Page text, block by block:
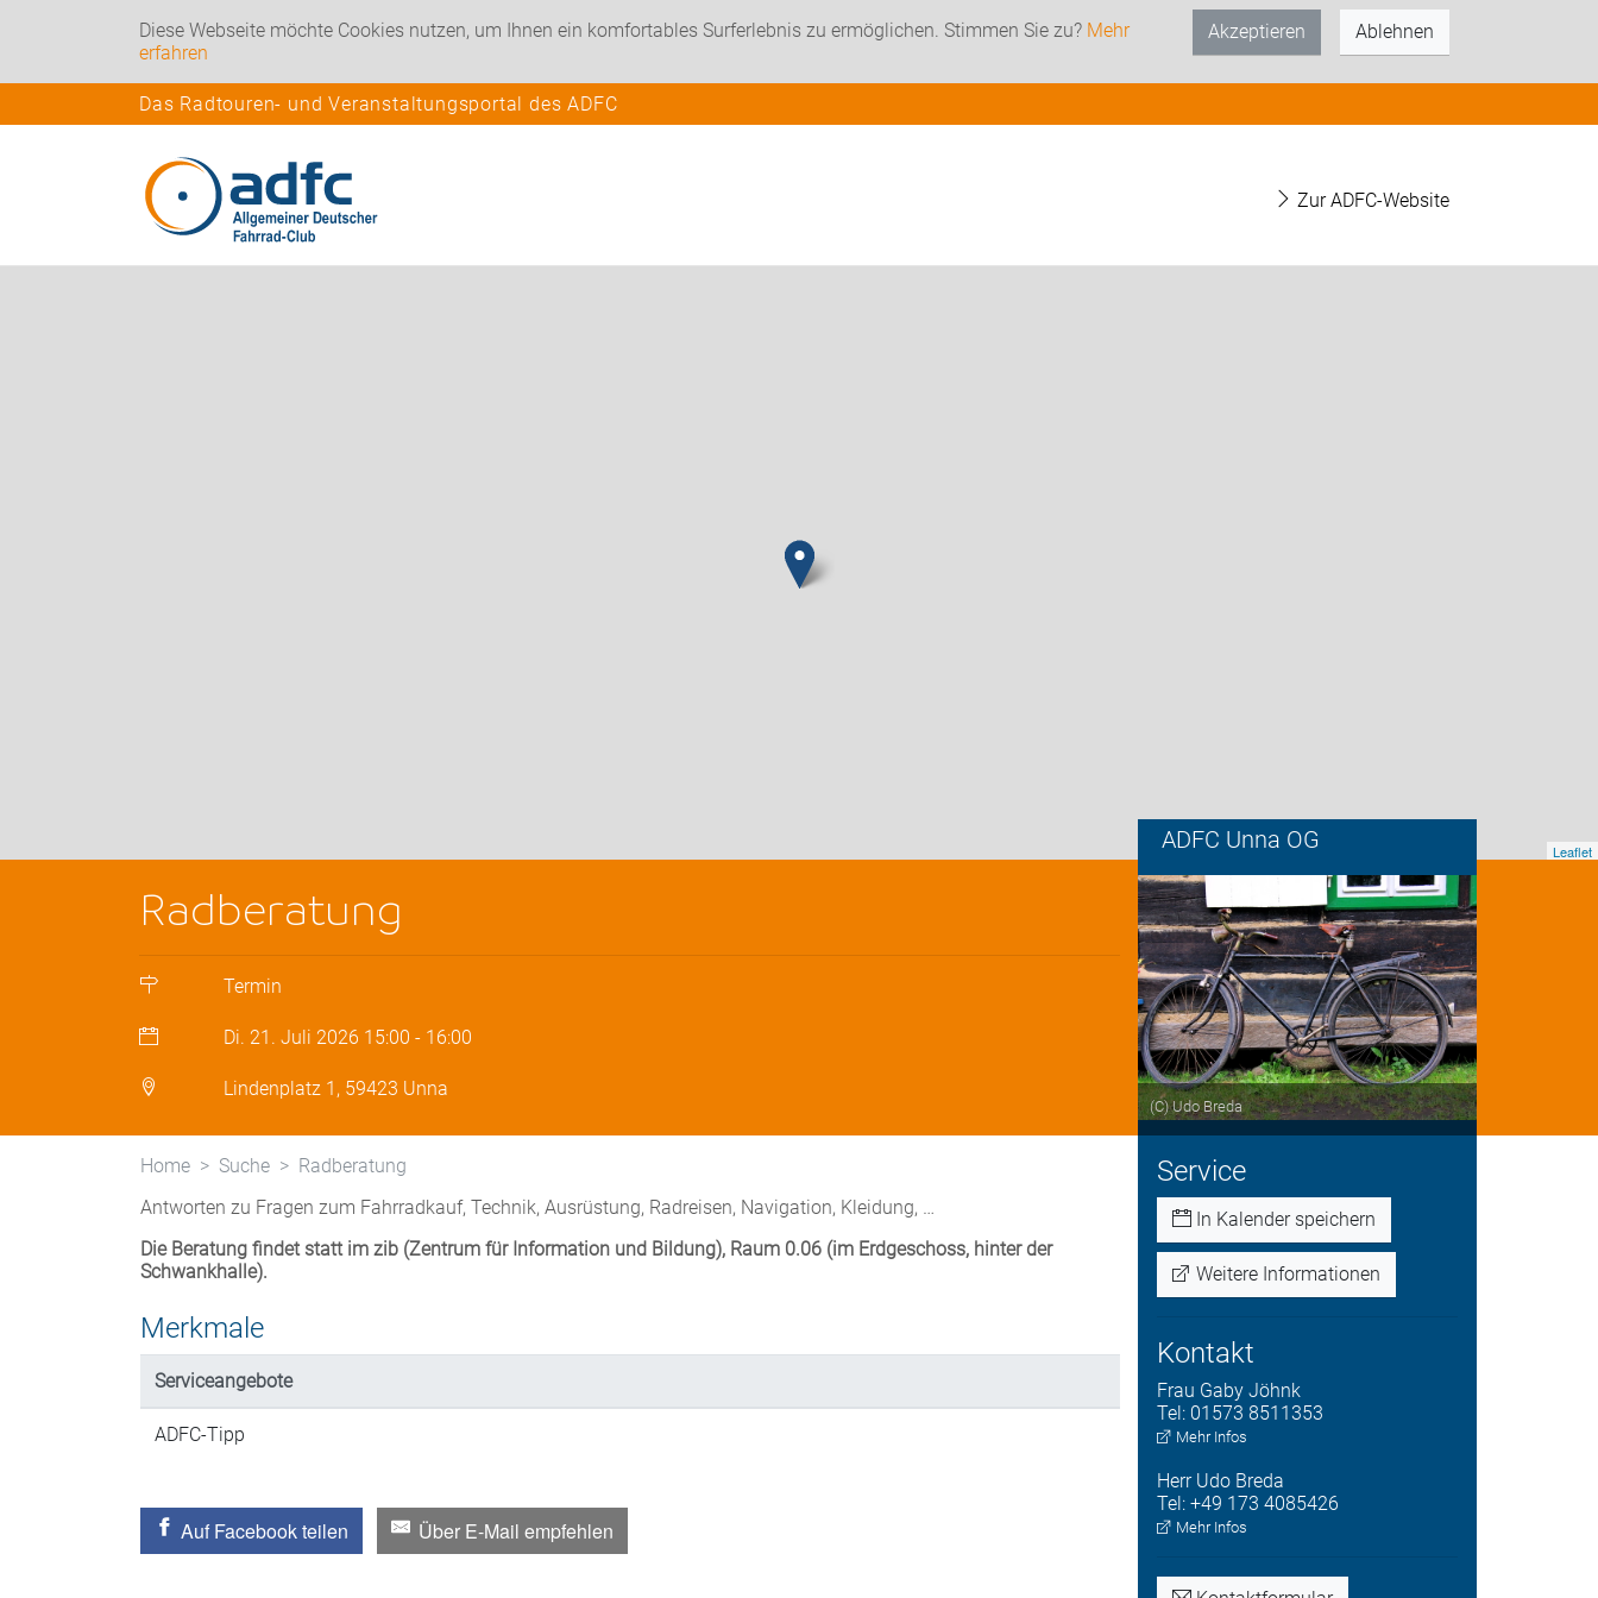
Diese Webseite möchte Cookies nutzen, um Ihnen ein komfortables Surferlebnis zu ermöglichen. Stimmen Sie zu? Mehr
erfahren
Akzeptieren Ablehnen
Das Radtouren- und Veranstaltungsportal des ADFC
Zur ADFC-Website
Leaflet
ADFC Unna OG
Radberatung
Termin
Di. 21. Juli 2026 15:00 - 16:00
Lindenplatz 1, 59423 Unna
(C) Udo Breda
Service
In Kalender speichern
Weitere Informationen
Kontakt
Frau Gaby Jöhnk
Tel: 01573 8511353
Mehr Infos
Herr Udo Breda
Tel: +49 173 4085426
Mehr Infos
Home Suche
Radberatung
Antworten zu Fragen zum Fahrradkauf, Technik, Ausrüstung, Radreisen, Navigation, Kleidung, …
Die Beratung findet statt im zib (Zentrum für Information und Bildung), Raum 0.06 (im Erdgeschoss, hinter der
Schwankhalle).
Merkmale
Serviceangebote
ADFC-Tipp
Auf Facebook teilen Über E-Mail empfehlen